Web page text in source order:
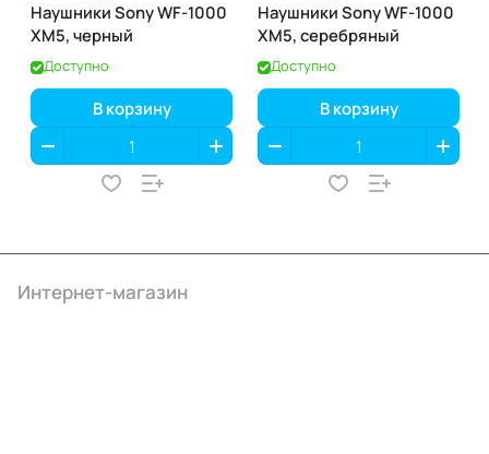
Наушники Sony WF-1000
XM5, черный
Доступно
В корзину
Наушники Sony WF-1000
XM5, серебряный
Доступно
В корзину
Интернет-магазин